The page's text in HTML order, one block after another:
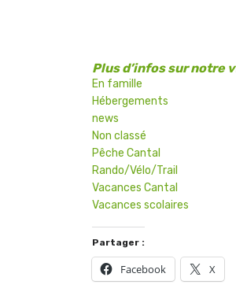
Plus d’infos sur notre
En famille
Hébergements
news
Non classé
Pêche Cantal
Rando/Vélo/Trail
Vacances Cantal
Vacances scolaires
Partager :
Facebook X